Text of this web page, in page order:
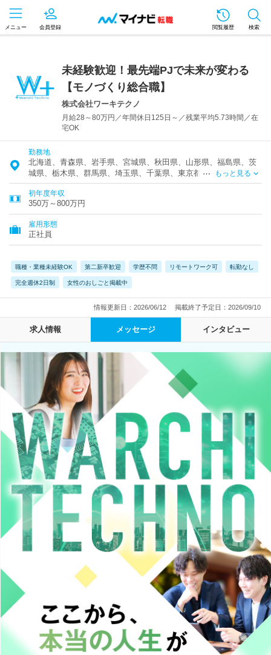
メニュー 会員登録 閲覧履歴 検索
未経験歓迎！最先端PJで未来が変わる
【モノづくり総合職】
株式会社ワーキテクノ
月給28～80万円／年間休日125日～／残業平均5.73時間／在
宅OK
勤務地
北海道、青森県、岩手県、宮城県、秋田県、山形県、福島県、茨
城県、栃木県、群馬県、埼玉県、千葉県、東京都、神奈川県、富
山県、石川県、福井県、新潟県、山梨県、長野県、岐阜県、静岡
県、愛知県、三重県、滋賀県、京都府、大阪府、兵庫県、奈良
県、和歌山県、鳥取県、島根県、岡山県、広島県、山口県、徳島
県、香川県、愛媛県、高知県、福岡県、佐賀県、長崎県、熊本
県、大分県、宮崎県、鹿児島県、沖縄県
もっと見る
初年度年収
350万～800万円
雇用形態
正社員
職種・業種未経験OK 第二新卒歓迎 学歴不問 リモートワーク可 転勤なし
完全週休2日制 女性のおしごと掲載中
情報更新日：2026/06/12 掲載終了予定日：2026/09/10
求人情報 メッセージ インタビュー